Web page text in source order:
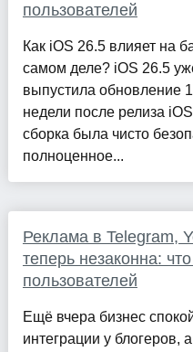
пользователей
Как iOS 26.5 влияет на
самом деле? iOS 26.5
выпустила обновление
недели после релиза
сборка была чисто
полноценное...
Реклама в Telegram,
теперь незаконна:
пользователей
Ещё вчера бизнес
интеграции у блогеров,